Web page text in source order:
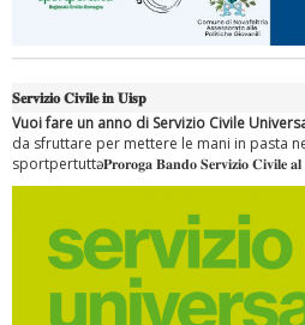
𝐒𝐞𝐫𝐯𝐢𝐳𝐢𝐨 𝐂𝐢𝐯𝐢𝐥𝐞 𝐢𝐧 𝐔𝐢𝐬𝐩
Vuoi fare un anno di Servizio Civile
da sfruttare per mettere le mani in pasta
sportpertuttә. 𝐏𝐫𝐨𝐫𝐨𝐠𝐚 𝐁𝐚𝐧𝐝𝐨 𝐒𝐞𝐫𝐯𝐢𝐳𝐢𝐨 𝐂𝐢𝐯𝐢𝐥𝐞 𝐚𝐥